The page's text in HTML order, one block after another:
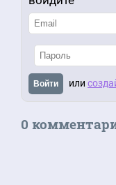
Войти или
0